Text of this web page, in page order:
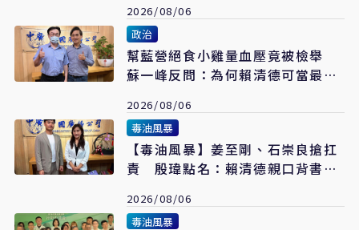
2026/08/06
政治
幫藍營絕食小雞量血壓竟被檢舉
蘇一峰反問：為何賴清德可當最強
2026/08/06
毒油風暴
【毒油風暴】姜至剛、石崇良搶扛
責 殷瑋點名：賴清德親口背書
2026/08/06
毒油風暴